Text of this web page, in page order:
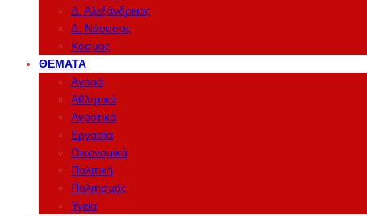
Δ. Αλεξάνδρειας
Δ. Νάουσας
Κόσμος
ΘΈΜΑΤΑ
Αγορά
Αθλητικά
Αγροτικά
Εργασία
Οικονομικά
Πολιτική
Πολιτισμός
Υγεία